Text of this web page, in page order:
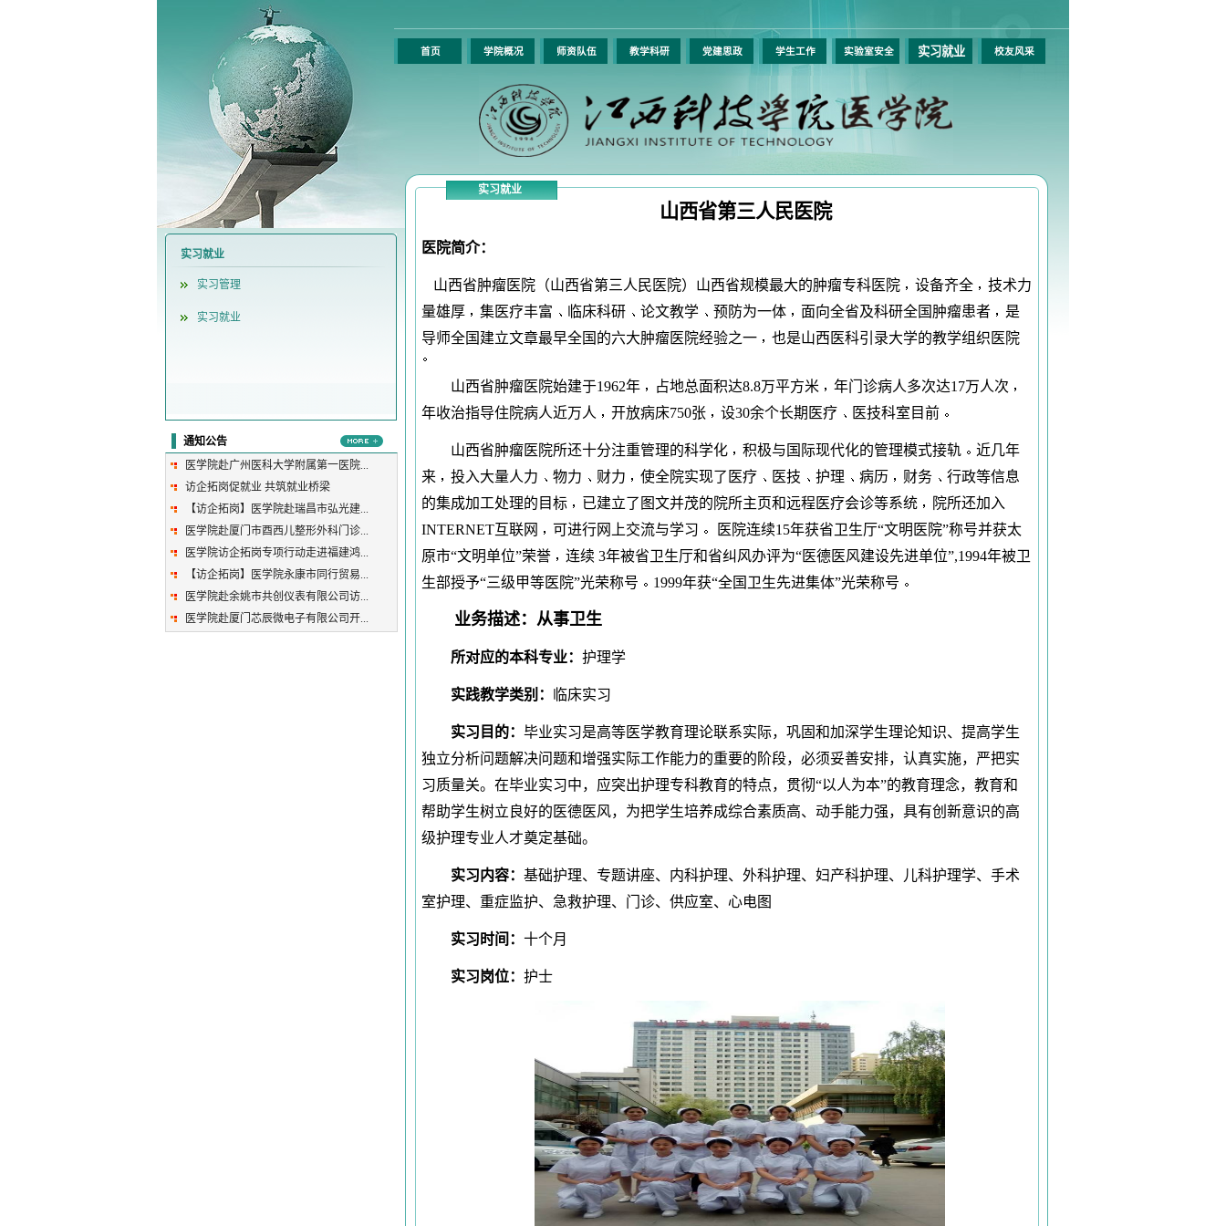
首页 学院概况 师资队伍 教学科研 党建思政 学生工作 实验室安全 实习就业 校友风采
实习就业
实习管理
实习就业
通知公告
医学院赴广州医科大学附属第一医院...
访企拓岗促就业 共筑就业桥梁
【访企拓岗】医学院赴瑞昌市弘光建...
医学院赴厦门市酉西儿整形外科门诊...
医学院访企拓岗专项行动走进福建鸿...
【访企拓岗】医学院永康市同行贸易...
医学院赴余姚市共创仪表有限公司访...
医学院赴厦门芯辰微电子有限公司开...
实习就业
山西省第三人民医院
医院简介：
山西省肿瘤医院（山西省第三人民医院）山西省规模最大的肿瘤专科医院 设备齐全
技术力
量雄厚
集医疗丰富 临床科研 论文教学 预防为一体 面向全省及科研全国肿瘤患者
是
导师全国建立文章最早全国的六大肿瘤医院经验之一
也是山西医科引录大学的教学组织医院
山西省肿瘤医院始建于1962年 占地总面积达8.8万平方米
年门诊病人多次达17万人次
年收治指导住院病人近万人
开放病床750张 设30余个长期医疗 医技科室目前
山西省肿瘤医院所还十分注重管理的科学化 积极与国际现代化的管理模式接轨
近几年
来
投入大量人力 物力 财力 使全院实现了医疗 医技 护理 病历 财务
行政等信息
的集成加工处理的目标
已建立了图文并茂的院所主页和远程医疗会诊等系统
院所还加入
INTERNET互联网
可进行网上交流与学习
医院连续15年获省卫生厅“文明医院”称号并获太
原市“文明单位”荣誉
连续 3年被省卫生厅和省纠风办评为“医德医风建设先进单位”,1994年被卫
生部授予“三级甲等医院”光荣称号
1999年获“全国卫生先进集体”光荣称号
业务描述：从事卫生
所对应的本科专业：护理学
实践教学类别： 临床实习
实习目的：毕业实习是高等医学教育理论联系实际，巩固和加深学生理论知识、提高学生
独立分析问题解决问题和增强实际工作能力的重要的阶段，必须妥善安排，认真实施，严把实
习质量关。在毕业实习中，应突出护理专科教育的特点，贯彻“以人为本”的教育理念，教育和
帮助学生树立良好的医德医风，为把学生培养成综合素质高、动手能力强，具有创新意识的高
级护理专业人才奠定基础。
实习内容：基础护理、专题讲座、内科护理、外科护理、妇产科护理、儿科护理学、手术
室护理、重症监护、急救护理、门诊、供应室、心电图
实习时间：十个月
实习岗位：护士